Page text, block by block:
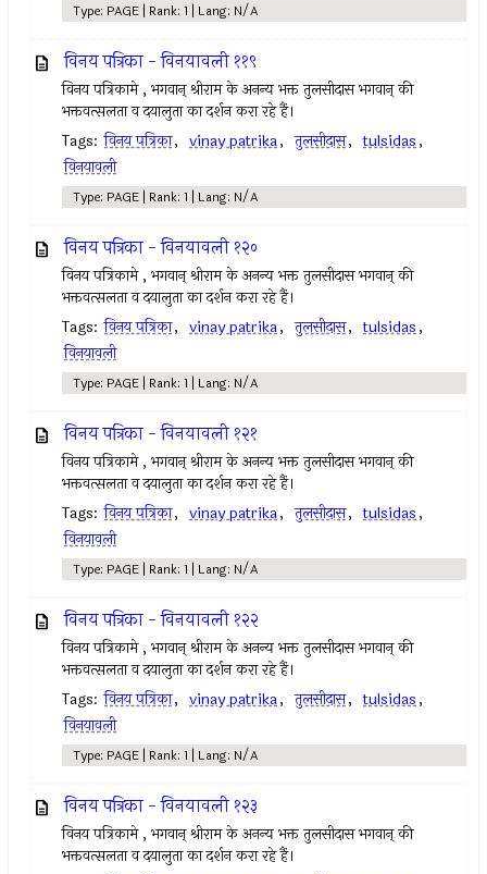
Type: PAGE | Rank: 1 | Lang: N/A
विनय पत्रिका - विनयावली ११९
विनय पत्रिकामे , भगवान् श्रीराम के अनन्य भक्त तुलसीदास भगवान् की
भक्तवत्सलता व दयालुता का दर्शन करा रहे हैं।
Tags: विनय पत्रिका, vinay patrika, तुलसीदास, tulsidas,
विनयावली
Type: PAGE | Rank: 1 | Lang: N/A
विनय पत्रिका - विनयावली १२०
विनय पत्रिकामे , भगवान् श्रीराम के अनन्य भक्त तुलसीदास भगवान् की
भक्तवत्सलता व दयालुता का दर्शन करा रहे हैं।
Tags: विनय पत्रिका, vinay patrika, तुलसीदास, tulsidas,
विनयावली
Type: PAGE | Rank: 1 | Lang: N/A
विनय पत्रिका - विनयावली १२१
विनय पत्रिकामे , भगवान् श्रीराम के अनन्य भक्त तुलसीदास भगवान् की
भक्तवत्सलता व दयालुता का दर्शन करा रहे हैं।
Tags: विनय पत्रिका, vinay patrika, तुलसीदास, tulsidas,
विनयावली
Type: PAGE | Rank: 1 | Lang: N/A
विनय पत्रिका - विनयावली १२२
विनय पत्रिकामे , भगवान् श्रीराम के अनन्य भक्त तुलसीदास भगवान् की
भक्तवत्सलता व दयालुता का दर्शन करा रहे हैं।
Tags: विनय पत्रिका, vinay patrika, तुलसीदास, tulsidas,
विनयावली
Type: PAGE | Rank: 1 | Lang: N/A
विनय पत्रिका - विनयावली १२३
विनय पत्रिकामे , भगवान् श्रीराम के अनन्य भक्त तुलसीदास भगवान् की
भक्तवत्सलता व दयालुता का दर्शन करा रहे हैं।